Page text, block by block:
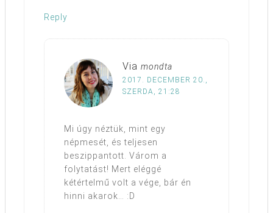
Reply
Via mondta
2017. DECEMBER 20.,
SZERDA, 21:28
Mi úgy néztük, mint egy
népmesét, és teljesen
beszippantott. Várom a
folytatást! Mert eléggé
kétértelmű volt a vége, bár én
hinni akarok… :D